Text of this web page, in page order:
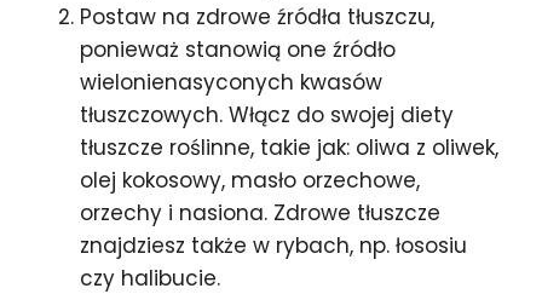
Postaw na zdrowe źródła tłuszczu,
ponieważ stanowią one źródło
wielonienasyconych kwasów
tłuszczowych. Włącz do swojej diety
tłuszcze roślinne, takie jak: oliwa z oliwek,
olej kokosowy, masło orzechowe,
orzechy i nasiona. Zdrowe tłuszcze
znajdziesz także w rybach, np. łososiu
czy halibucie.